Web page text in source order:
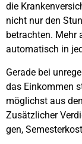
die
nicht nur den
betrach­ten. Mehr
auto­ma­tisch in
Gera­de bei
das Ein­kom­men
mög­lichst aus
Zusätz­li­cher
gen,